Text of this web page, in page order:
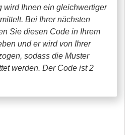
wird Ihnen ein gleichwertiger
Bei Ihrer nächsten
Sie diesen Code in Ihrem
und er wird von Ihrer
sodass die Muster
werden. Der Code ist 2